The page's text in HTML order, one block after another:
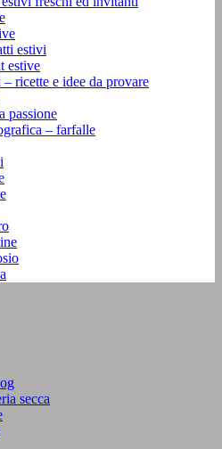
estivi
estive
ricette e idee da provare
passione
– farfalle
secca